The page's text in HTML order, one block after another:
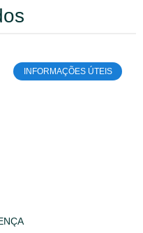
INFORMAÇÕES ÚTEIS